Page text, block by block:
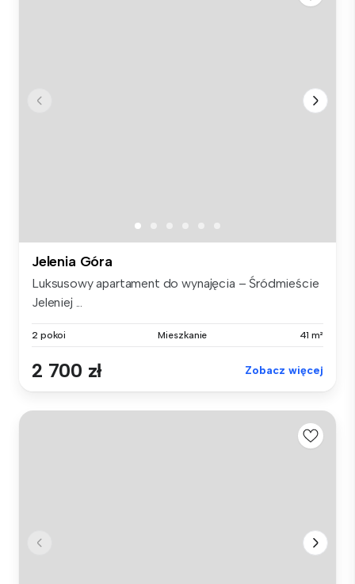
Jelenia Góra
Luksusowy apartament do wynajęcia – Śródmieście
Jeleniej ...
2 pokoi Mieszkanie 41 m²
2 700 zł Zobacz więcej